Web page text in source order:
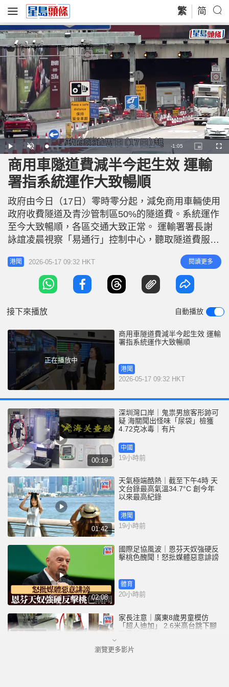
繁 简
P
l
a
y
U
n
m
u
t
L
o
a
d
e
d
:
5
3
0
1
%
R
e
i
n
i
e
-1:05
P
i
c
u
-
P
i
c
t
u
r
e
F
u
商用車隧道費減半今起生效 運輸
署指系統運作大致暢順
​政府由今日（17日）零時零分起，減免商用車輛使用
政府收費隧道及青沙管制區50%的隧道費。系統運作
至今大致暢順，各區交通大致正常。 運輸署署長謝
詠誼凌晨視察「易通行」控制中心，聽取隧道費服務
商匯報調校系統和隧道費顯示屏的工作。她感謝部門
與機電工程署跨專業團隊完成所需測試，仔細、高效
及暢順地實施減免措施，確保措施順利落實，紓緩相
關業界應對燃料費用上升的壓力。 署方表示，會密
港聞 2026-05-17 09:32 HKT 閱讀更多
接下來播放 自動播放
正在播放中
商用車隧道費減半今起生效 運輸
署指系統運作大致暢順
港聞
2026-05-17 09:32 HKT
00:19
深圳灣口岸｜鬼祟男旅客形跡可
疑 海關聞出怪味「尿袋」檢獲
4.72克冰毒｜有片
中國
19小時前
01:42
天氣極端酷熱｜截至下午4時 天
文台錄最高氣溫34.7°C 創今年
以來最高紀錄
港聞
19小時前
02:08
國際足協風波｜恩芬天奴強硬反
擊桃色醜聞！怒批媒體惡意誹謗
體育
20小時前
家長注意｜廣東8歲男童模仿
「超人迪加」 2.6米高台跳下腳
中國
瀏覽更多影片